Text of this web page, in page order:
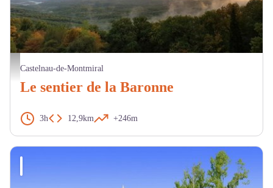
Forêt domaniale de Grésigne - ONF
Castelnau-de-Montmiral
Le sentier de la Baronne
3h 12,9km +246m